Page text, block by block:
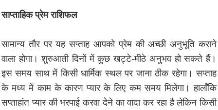
साप्ताहिक प्रेम राशिफल
सामान्य तौर पर यह सप्ताह आपको प्रेम की अच्छी अनुभूति कराने
वाला होगा। शुरुआती दिनों में कुछ खट्टे-मीठे अनुभव हो सकते हैं।
इस समय साथ में किसी धार्मिक स्थल पर जाना ठीक रहेगा। सप्ताह
के मध्य में काम के कारण प्यार के लिए कम समय मिलेगा। हालाँकि
सप्ताहांत प्यार की भरपाई करवा देने का वादा कर रहा है लेकिन किसी